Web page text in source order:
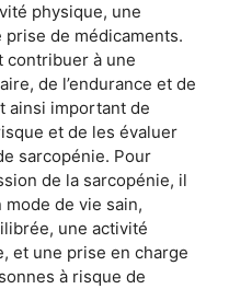
physique, une
de médicaments.
contribuer à une
de l’endurance et de
ainsi important de
et de les évaluer
sarcopénie. Pour
de la sarcopénie, il
mode de vie sain,
une activité
et une prise en charge
à risque de